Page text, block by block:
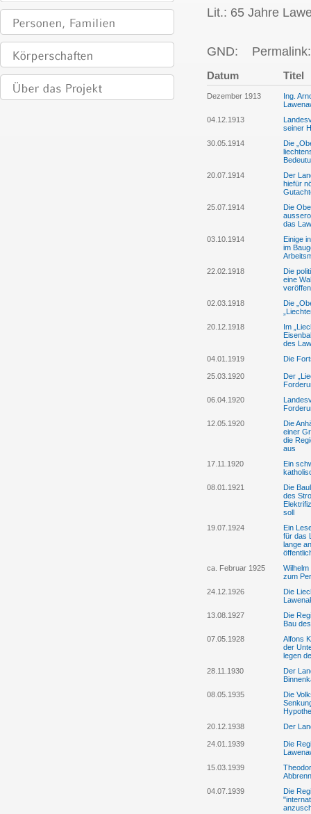
Lit.: 65 Jahre
GND:
Datum Titel
Dezember 1913
Ing.
04.12.1913
seiner
30.05.1914
Die
20.07.1914
Der
hiefür
25.07.1914
Die
das
03.10.1914
Einige
im
22.02.1918
Die
eine
02.03.1918
Die
20.12.1918
Im
des
04.01.1919
Die
25.03.1920
Der
06.04.1920
12.05.1920
Die
einer
die
aus
17.11.1920
Ein
08.01.1921
Die
des
soll
19.07.1924
Ein
für das
lange
ca. Februar 1925
zum
24.12.1926
Die
13.08.1927
Die
Bau
07.05.1928
Alfons
der
legen
28.11.1930
Der
08.05.1935
Die
20.12.1938
Der
24.01.1939
Die
15.03.1939
04.07.1939
Die